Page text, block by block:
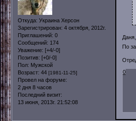
Откуда: Украина Херсон
Зарегистрирован: 4 октября, 2012г.
Приглашений: 0
Сообщений: 174
Уважение: [+4/-0]
Позитив: [+0/-0]
Пол: Мужской
Возраст: 44 [1981-11-25]
Провел на форуме:
2 дня 8 часов
Последний визит:
13 июня, 2013г. 21:52:08
По
0